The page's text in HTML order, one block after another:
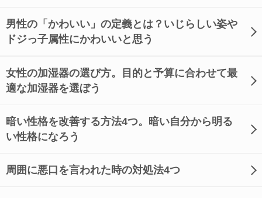
男性の「かわいい」の定義とは？いじらしい姿や
ドジっ子属性にかわいいと思う
女性の加湿器の選び方。目的と予算に合わせて最
適な加湿器を選ぼう
暗い性格を改善する方法4つ。暗い自分から明る
い性格になろう
周囲に悪口を言われた時の対処法4つ